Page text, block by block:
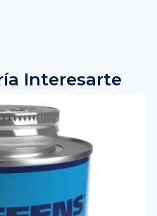
Interesarte